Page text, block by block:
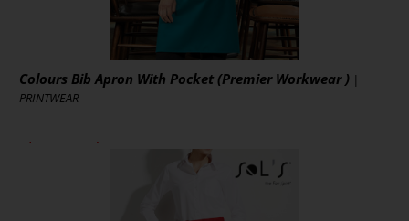
Colours Bib Apron With Pocket (Premier Workwear ) |
PRINTWEAR
ab 9,24 € *